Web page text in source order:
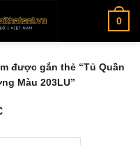
0
được gắn thẻ “Tủ Quần
Màu 203LU”